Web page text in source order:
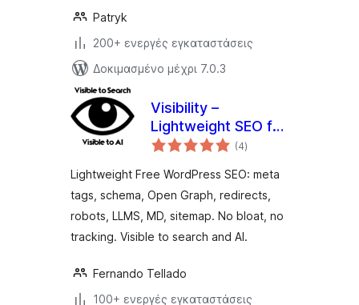
Patryk
200+ ενεργές εγκαταστάσεις
Δοκιμασμένο μέχρι 7.0.3
Visibility –
Lightweight SEO for
Search and AI
(4αξιολογήσεις
σύνολο
)
Lightweight Free WordPress SEO: meta
tags, schema, Open Graph, redirects,
robots, LLMS, MD, sitemap. No bloat, no
tracking. Visible to search and AI.
Fernando Tellado
100+ ενεργές εγκαταστάσεις